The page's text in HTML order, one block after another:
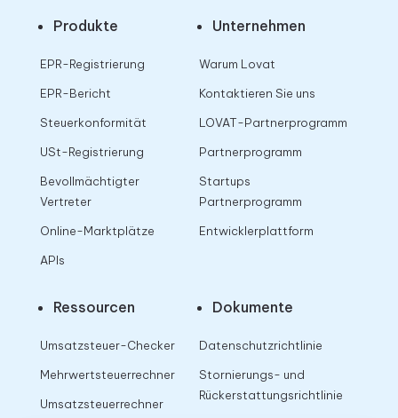
Produkte
EPR-Registrierung
EPR-Bericht
Steuerkonformität
USt-Registrierung
Bevollmächtigter
Vertreter
Online-Marktplätze
APIs
Unternehmen
Warum Lovat
Kontaktieren Sie uns
LOVAT-Partnerprogramm
Partnerprogramm
Startups
Partnerprogramm
Entwicklerplattform
Ressourcen
Umsatzsteuer-Checker
Mehrwertsteuerrechner
Umsatzsteuerrechner
Dokumente
Datenschutzrichtlinie
Stornierungs- und
Rückerstattungsrichtlinie